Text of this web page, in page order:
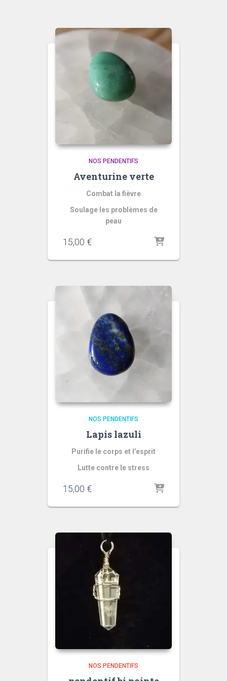
NOS PENDENTIFS
Aventurine verte
Combat la fièvre
Soulage les problèmes de
peau
15,00 €
NOS PENDENTIFS
Lapis lazuli
Purifie le corps et l’esprit
Lutte contre le stress
15,00 €
NOS PENDENTIFS